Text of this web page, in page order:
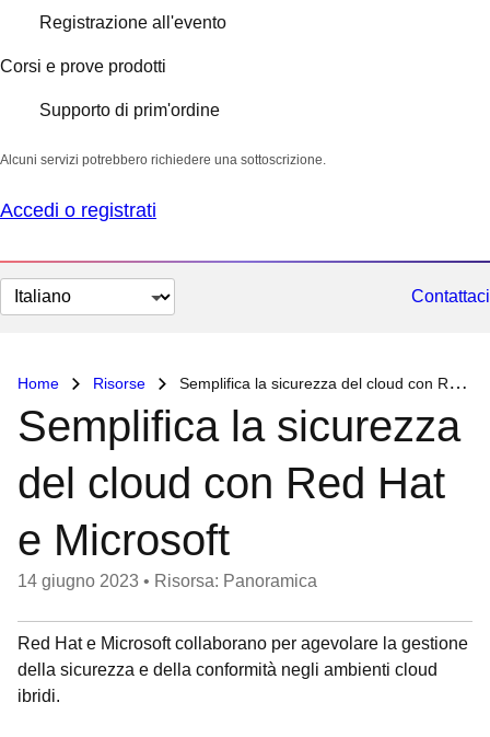
Registrazione all'evento
Corsi e prove prodotti
Supporto di prim'ordine
Alcuni servizi potrebbero richiedere una sottoscrizione.
Accedi o registrati
Cambia
lingua
Contattaci
Home Risorse Semplifica la sicurezza del cloud con Red Hat e Microsoft
Semplifica la sicurezza
del cloud con Red Hat
e Microsoft
14 giugno 2023 • Risorsa: Panoramica
Red Hat e Microsoft collaborano per agevolare la gestione
della sicurezza e della conformità negli ambienti cloud
ibridi.